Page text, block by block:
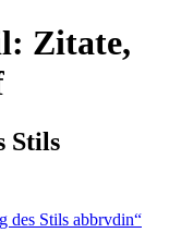
Zitate,
Stils
des Stils abbrvdin“